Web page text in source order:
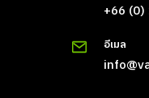
+66
อีเมล